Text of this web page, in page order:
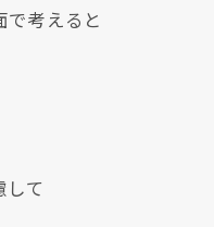
考えると
して